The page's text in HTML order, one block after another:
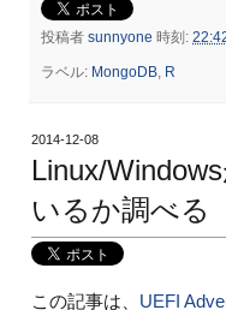
投稿者 sunnyone 時刻:
ラベル: MongoDB, R
2014-12-08
Linux/
いるか調べる
この記事は、 UEFI